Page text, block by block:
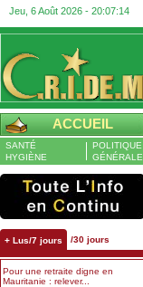
Jeu, 6 Août 2026 - 20:07:14
ACCUEIL
SANTÉ
HYGIÈNE
POLITIQUE
GÉNÉRALE
+ Lus/7 jours /30 jours
Pour une retraite digne en
Mauritanie : relever...